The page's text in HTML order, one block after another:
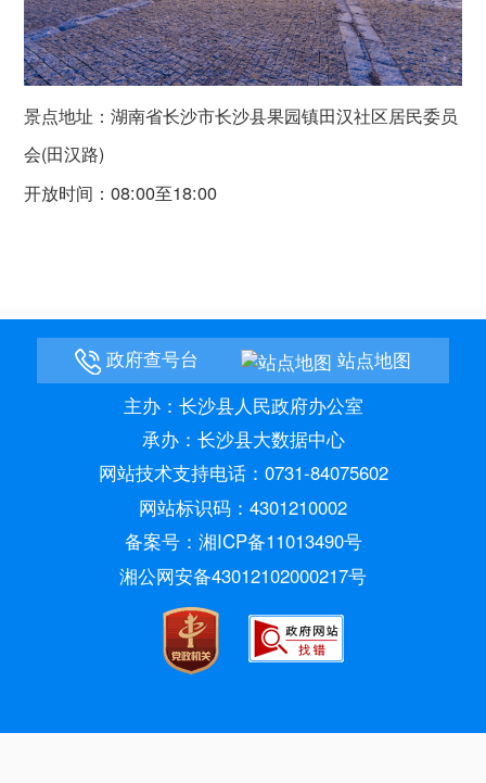
景点地址：湖南省长沙市长沙县果园镇田汉社区居民委员
会(田汉路)
开放时间：08:00至18:00
政府查号台
站点地图
主办：长沙县人民政府办公室
承办：长沙县大数据中心
网站技术支持电话：0731-84075602
网站标识码：4301210002
备案号：湘ICP备11013490号
湘公网安备43012102000217号